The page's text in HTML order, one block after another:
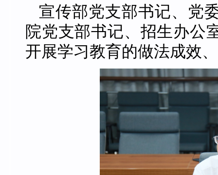
宣传部党支部书记、党
院党支部书记、招生办公
开展学习教育的做法成效